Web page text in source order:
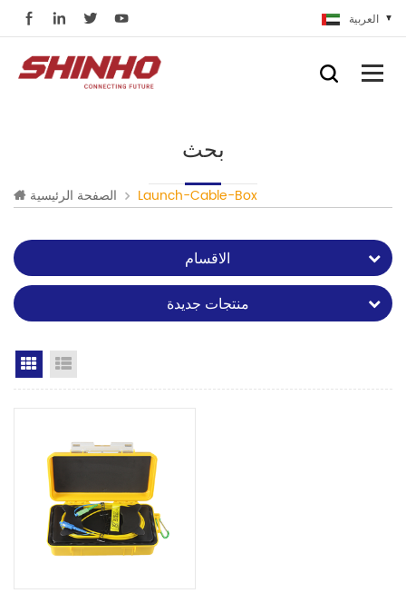
العربية
بحث
الصفحة الرئيسية Launch-Cable-Box
الاقسام
منتجات جديدة
Grid View